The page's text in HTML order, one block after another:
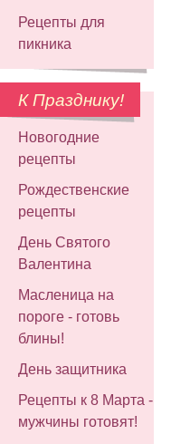
Рецепты для
пикника
К Празднику!
Новогодние
рецепты
Рождественские
рецепты
День Святого
Валентина
Масленица на
пороге - готовь
блины!
День защитника
Рецепты к 8 Марта -
мужчины готовят!